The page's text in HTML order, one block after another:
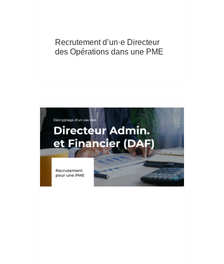
Recrutement d’un·e Directeur
des Opérations dans une PME